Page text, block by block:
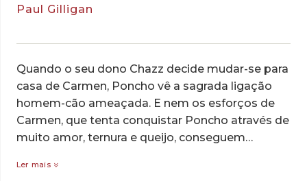
Paul Gilligan
Quando o seu dono Chazz decide mudar-se para
casa de Carmen, Poncho vê a sagrada ligação
homem-cão ameaçada. E nem os esforços de
Carmen, que tenta conquistar Poncho através de
muito amor, ternura e queijo, conseguem…
Ler mais